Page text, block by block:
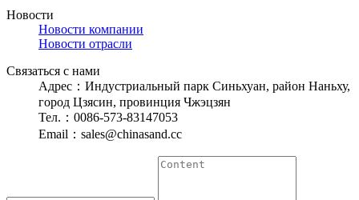
Новости
Новости компании
Новости отрасли
Связаться с нами
Адрес：Индустриальный парк Синьхуан, район Наньху,
город Цзясин, провинция Чжэцзян
Тел.：0086-573-83147053
Email：sales@chinasand.cc